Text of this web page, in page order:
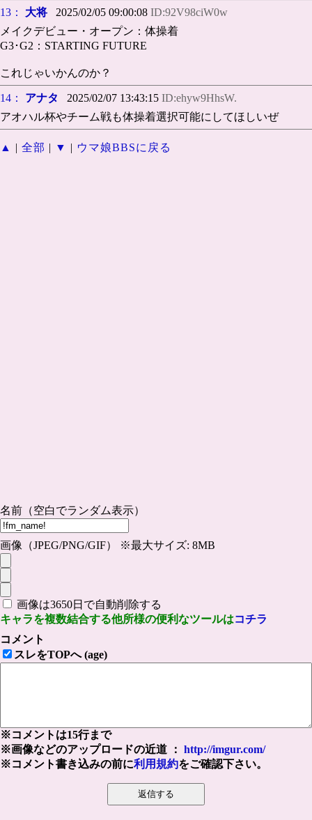
13： 大将 2025/02/05 09:00:08 ID:92V98ciW0w
メイクデビュー・オープン：体操着
G3･G2：STARTING FUTURE
これじゃいかんのか？
14： アナタ 2025/02/07 13:43:15 ID:ehyw9HhsW.
アオハル杯やチーム戦も体操着選択可能にしてほしいぜ
▲ | 全部 | ▼ | ウマ娘BBSに戻る
名前（空白でランダム表示）
画像（JPEG/PNG/GIF） ※最大サイズ: 8MB
画像は3650日で自動削除する
キャラを複数結合する他所様の便利なツールはコチラ
コメント
スレをTOPへ (age)
※コメントは15行まで
※画像などのアップロードの近道 ： http://imgur.com/
※コメント書き込みの前に利用規約をご確認下さい。